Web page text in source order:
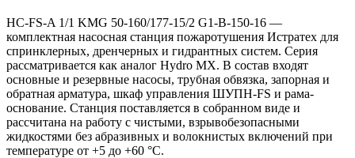
HC-FS-A 1/1 KMG 50-160/177-15/2 G1-B-150-16 —
комплектная насосная станция пожаротушения Истратех для
спринклерных, дренчерных и гидрантных систем. Серия
рассматривается как аналог Hydro MX. В состав входят
основные и резервные насосы, трубная обвязка, запорная и
обратная арматура, шкаф управления ШУПН-FS и рама-
основание. Станция поставляется в собранном виде и
рассчитана на работу с чистыми, взрывобезопасными
жидкостями без абразивных и волокнистых включений при
температуре от +5 до +60 °С.